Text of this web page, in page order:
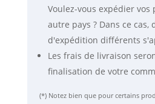
Voulez-vous expédier
autre pays ? Dans ce cas,
d'expédition différents
Les frais de livraison
finalisation de votre
(*) Notez bien que pour certains